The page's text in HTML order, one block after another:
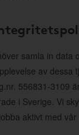
samla in data
av dessa
556831-3109
i Sverige. Vi
aktivt med